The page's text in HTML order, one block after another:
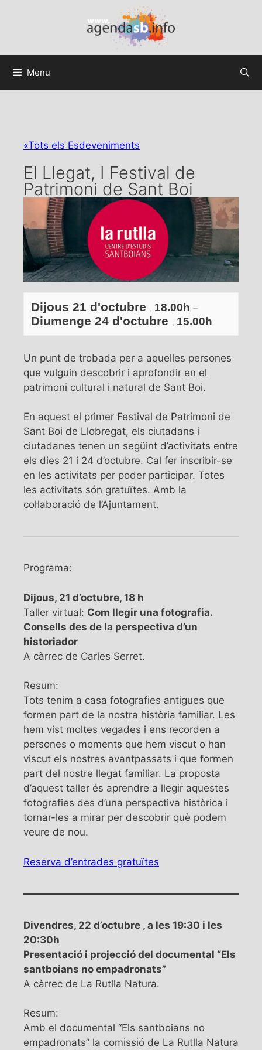
Menu
«Tots els Esdeveniments
El Llegat, I Festival de
Patrimoni de Sant Boi
Dijous 21 d'octubre , 18.00h –
Diumenge 24 d'octubre , 15.00h
Un punt de trobada per a aquelles persones
que vulguin descobrir i aprofondir en el
patrimoni cultural i natural de Sant Boi.
En aquest el primer Festival de Patrimoni de
Sant Boi de Llobregat, els ciutadans i
ciutadanes tenen un següint d’activitats entre
els dies 21 i 24 d’octubre. Cal fer inscribir-se
en les activitats per poder participar. Totes
les activitats són gratuïtes. Amb la
col·laboració de l’Ajuntament.
Programa:
Dijous, 21 d’octubre, 18 h
Taller virtual: Com llegir una fotografia.
Consells des de la perspectiva d’un
historiador
A càrrec de Carles Serret.
Resum:
Tots tenim a casa fotografies antigues que
formen part de la nostra història familiar. Les
hem vist moltes vegades i ens recorden a
persones o moments que hem viscut o han
viscut els nostres avantpassats i que formen
part del nostre llegat familiar. La proposta
d’aquest taller és aprendre a llegir aquestes
fotografies des d’una perspectiva històrica i
tornar-les a mirar per descobrir què podem
veure de nou.
Reserva d’entrades gratuïtes
Divendres, 22 d’octubre , a les 19:30 i les
20:30h
Presentació i projecció del documental “Els
santboians no empadronats”
A càrrec de La Rutlla Natura.
Resum:
Amb el documental “Els santboians no
empadronats” la comissió de La Rutlla Natura